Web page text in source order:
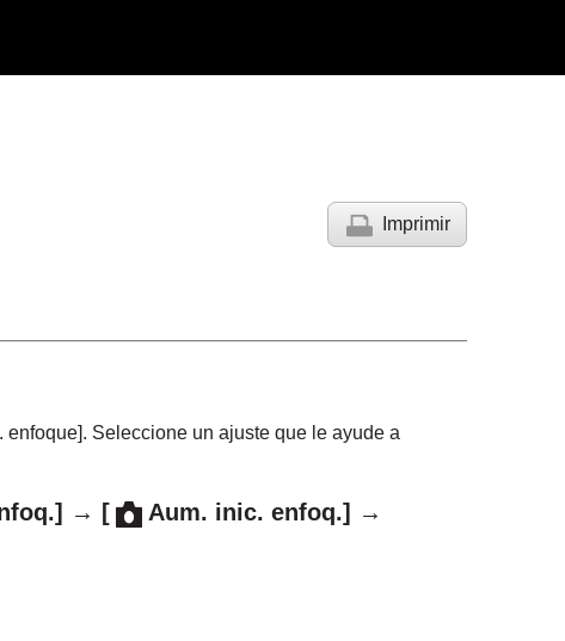
Imprimir
enfoque]. Seleccione un ajuste que le ayude a
→ [ Aum. inic. enfoq.]
→